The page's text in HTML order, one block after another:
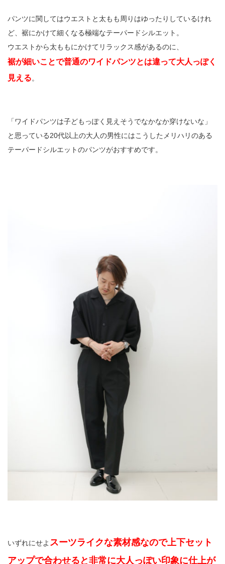
パンツに関してはウエストと太もも周りはゆったりしているけれ
ど、裾にかけて細くなる極端なテーパードシルエット。
ウエストから太ももにかけてリラックス感があるのに、
裾が細いことで普通のワイドパンツとは違って大人っぽく
見える。
「ワイドパンツは子どもっぽく見えそうでなかなか穿けないな」
と思っている20代以上の大人の男性にはこうしたメリハリのある
テーパードシルエットのパンツがおすすめです。
いずれにせよ スーツライクな素材感なので上下セット
アップで合わせると非常に大人っぽい印象に仕上が